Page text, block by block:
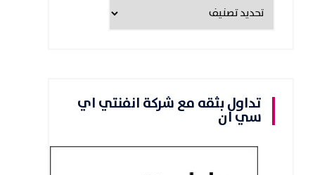
تداول بثقه مع شركة انفنتي اي
سي ان